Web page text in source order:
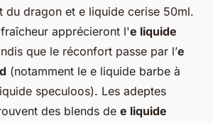
du dragon et e liquide cerise 50ml.
apprécieront l'e liquide
que le réconfort passe par l’e
(notamment le e liquide barbe à
speculoos). Les adeptes
des blends de e liquide